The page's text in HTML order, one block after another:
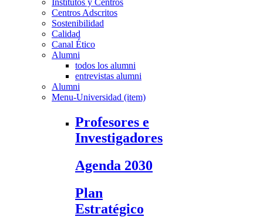
Institutos y Centros
Centros Adscritos
Sostenibilidad
Calidad
Canal Ético
Alumni
todos los alumni
entrevistas alumni
Alumni
Menu-Universidad (item)
Profesores e
Investigadores
Agenda 2030
Plan
Estratégico